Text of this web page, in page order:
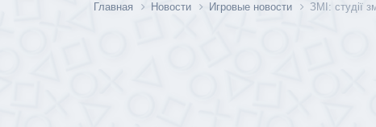
Главная Новости Игровые новости ЗМІ: студії